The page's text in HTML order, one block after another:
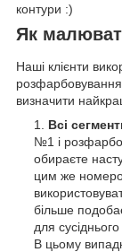
контури :)
Як
Наші клієнти
визначити
Всі
№1 і
обираєте
цим же
більше
для
В цьому